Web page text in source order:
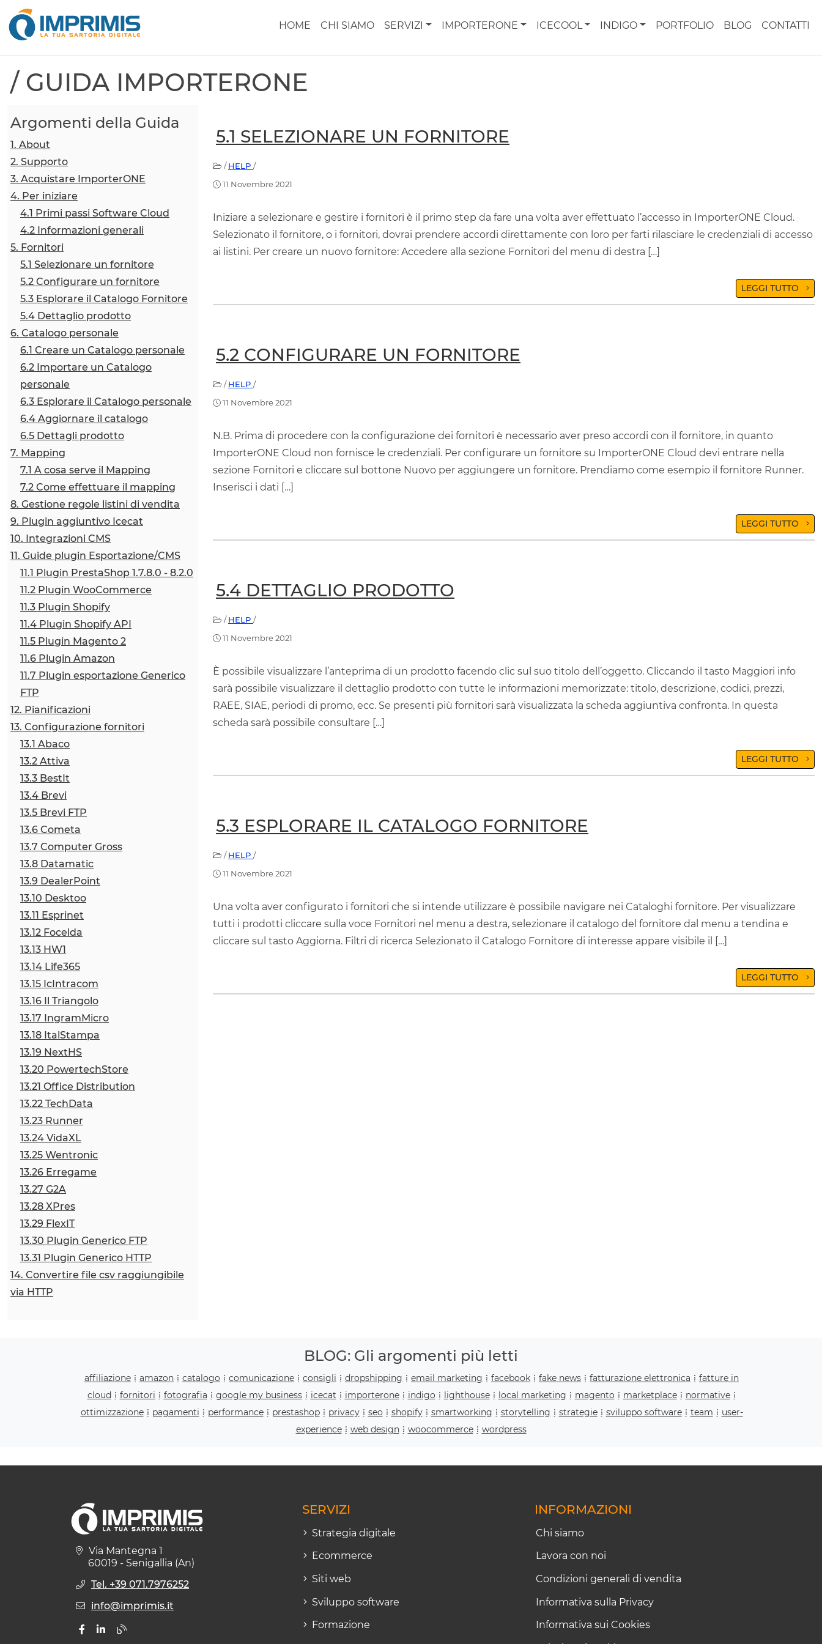
HOME CHI SIAMO SERVIZI IMPORTERONE ICECOOL INDIGO PORTFOLIO BLOG CONTATTI
/ GUIDA IMPORTERONE
Argomenti della Guida
1. About
2. Supporto
3. Acquistare ImporterONE
4. Per iniziare
4.1 Primi passi Software Cloud
4.2 Informazioni generali
5. Fornitori
5.1 Selezionare un fornitore
5.2 Configurare un fornitore
5.3 Esplorare il Catalogo Fornitore
5.4 Dettaglio prodotto
6. Catalogo personale
6.1 Creare un Catalogo personale
6.2 Importare un Catalogo
personale
6.3 Esplorare il Catalogo personale
6.4 Aggiornare il catalogo
6.5 Dettagli prodotto
7. Mapping
7.1 A cosa serve il Mapping
7.2 Come effettuare il mapping
8. Gestione regole listini di vendita
9. Plugin aggiuntivo Icecat
10. Integrazioni CMS
11. Guide plugin Esportazione/CMS
11.1 Plugin PrestaShop 1.7.8.0 - 8.2.0
11.2 Plugin WooCommerce
11.3 Plugin Shopify
11.4 Plugin Shopify API
11.5 Plugin Magento 2
11.6 Plugin Amazon
11.7 Plugin esportazione Generico
FTP
12. Pianificazioni
13. Configurazione fornitori
13.1 Abaco
13.2 Attiva
13.3 BestIt
13.4 Brevi
13.5 Brevi FTP
13.6 Cometa
13.7 Computer Gross
13.8 Datamatic
13.9 DealerPoint
13.10 Desktoo
13.11 Esprinet
13.12 Focelda
13.13 HW1
13.14 Life365
13.15 IcIntracom
13.16 Il Triangolo
13.17 IngramMicro
13.18 ItalStampa
13.19 NextHS
13.20 PowertechStore
13.21 Office Distribution
13.22 TechData
13.23 Runner
13.24 VidaXL
13.25 Wentronic
13.26 Erregame
13.27 G2A
13.28 XPres
13.29 FlexIT
13.30 Plugin Generico FTP
13.31 Plugin Generico HTTP
14. Convertire file csv raggiungibile
via HTTP
5.1 SELEZIONARE UN FORNITORE
/HELP /
11 Novembre 2021
Iniziare a selezionare e gestire i fornitori è il primo step da fare una volta aver effettuato l’accesso in ImporterONE Cloud.
Selezionato il fornitore, o i fornitori, dovrai prendere accordi direttamente con loro per farti rilasciare le credenziali di accesso
ai listini. Per creare un nuovo fornitore: Accedere alla sezione Fornitori del menu di destra […]
LEGGI TUTTO
5.2 CONFIGURARE UN FORNITORE
/HELP /
11 Novembre 2021
N.B. Prima di procedere con la configurazione dei fornitori è necessario aver preso accordi con il fornitore, in quanto
ImporterONE Cloud non fornisce le credenziali. Per configurare un fornitore su ImporterONE Cloud devi entrare nella
sezione Fornitori e cliccare sul bottone Nuovo per aggiungere un fornitore. Prendiamo come esempio il fornitore Runner.
Inserisci i dati […]
LEGGI TUTTO
5.4 DETTAGLIO PRODOTTO
/HELP /
11 Novembre 2021
È possibile visualizzare l’anteprima di un prodotto facendo clic sul suo titolo dell’oggetto. Cliccando il tasto Maggiori info
sarà possibile visualizzare il dettaglio prodotto con tutte le informazioni memorizzate: titolo, descrizione, codici, prezzi,
RAEE, SIAE, periodi di promo, ecc. Se presenti più fornitori sarà visualizzata la scheda aggiuntiva confronta. In questa
scheda sarà possibile consultare […]
LEGGI TUTTO
5.3 ESPLORARE IL CATALOGO FORNITORE
/HELP /
11 Novembre 2021
Una volta aver configurato i fornitori che si intende utilizzare è possibile navigare nei Cataloghi fornitore. Per visualizzare
tutti i prodotti cliccare sulla voce Fornitori nel menu a destra, selezionare il catalogo del fornitore dal menu a tendina e
cliccare sul tasto Aggiorna. Filtri di ricerca Selezionato il Catalogo Fornitore di interesse appare visibile il […]
LEGGI TUTTO
BLOG: Gli argomenti più letti
affiliazione amazon catalogo comunicazione consigli dropshipping email marketing facebook fake news fatturazione elettronica
fatture in
cloud
fornitori fotografia google my business icecat importerone indigo lighthouse local marketing magento marketplace
normative
ottimizzazione
pagamenti performance prestashop privacy seo shopify smartworking storytelling strategie sviluppo software team
user-
experience
web design woocommerce wordpress
Via Mantegna 1
60019 - Senigallia (An)
Tel. +39 071.7976252
info@imprimis.it
SERVIZI
Strategia digitale
Ecommerce
Siti web
Sviluppo software
Formazione
INFORMAZIONI
Chi siamo
Lavora con noi
Condizioni generali di vendita
Informativa sulla Privacy
Informativa sui Cookies